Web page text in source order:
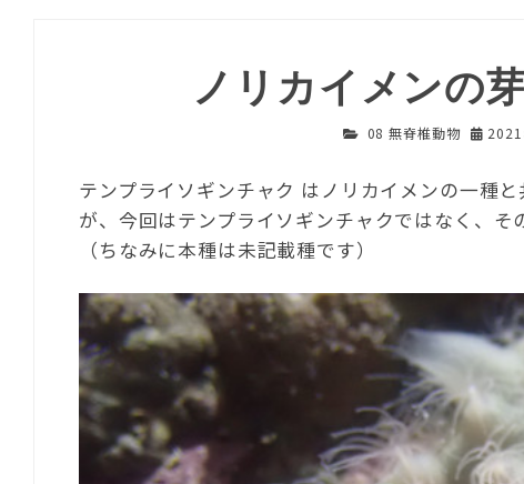
ノリカイメンの
08 無脊椎動物
テンプライソギンチャク はノリカイメンの一種
が、今回はテンプライソギンチャクではなく、
（ちなみに本種は未記載種です）